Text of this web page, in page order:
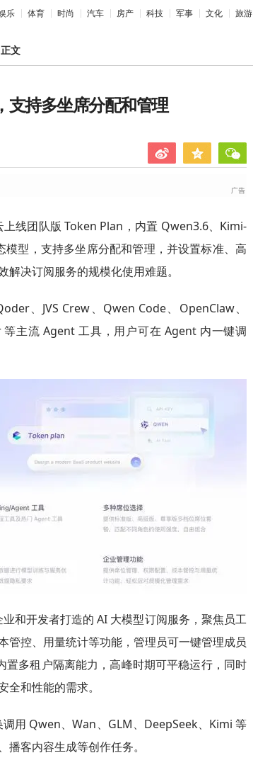
乐 体育 时尚 汽车 房产 科技 军事 文化 旅游
正文
支持多坐席分配和管理
线团队版 Token Plan，内置 Qwen3.6、Kimi-
型，支持多坐席分配和管理，并设置标准、高
决订阅服务的规模化使用难题。
、JVS Crew、Qwen Code、OpenClaw、
主流 Agent 工具，用户可在 Agent 内一键调
和开发者打造的 AI 大模型订阅服务，聚焦员工
管控、用量统计等功能，管理员可一键管理成员
多租户隔离能力，高峰时期可平稳运行，同时
和性能的需求。
用 Qwen、Wan、GLM、DeepSeek、Kimi 等
客内容生成等创作任务。